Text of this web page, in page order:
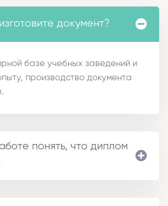
документ?
базе учебных заведений и
производство документа
понять, что диплом